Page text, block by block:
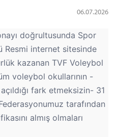
06.07.2026
doğrultusunda Spor
Resmi internet sitesinde
kazanan TVF Voleybol
voleybol okullarının -
fark etmeksizin- 31
tarafından
almış olmaları
İşlemleri